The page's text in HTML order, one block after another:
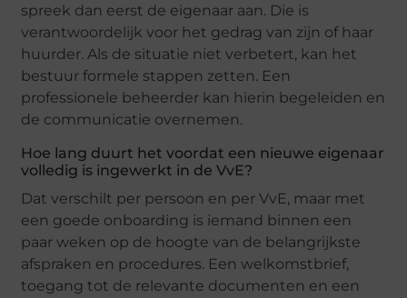
spreek dan eerst de eigenaar aan. Die is
verantwoordelijk voor het gedrag van zijn of haar
huurder. Als de situatie niet verbetert, kan het
bestuur formele stappen zetten. Een
professionele beheerder kan hierin begeleiden en
de communicatie overnemen.
Hoe lang duurt het voordat een nieuwe eigenaar
volledig is ingewerkt in de VvE?
Dat verschilt per persoon en per VvE, maar met
een goede onboarding is iemand binnen een
paar weken op de hoogte van de belangrijkste
afspraken en procedures. Een welkomstbrief,
toegang tot de relevante documenten en een